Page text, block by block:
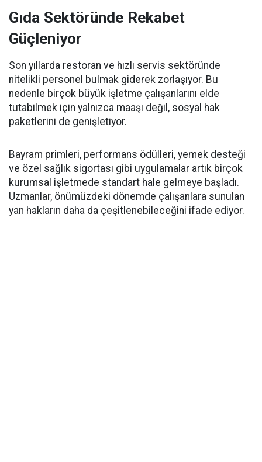
Gıda Sektöründe Rekabet
Güçleniyor
Son yıllarda restoran ve hızlı servis sektöründe
nitelikli personel bulmak giderek zorlaşıyor. Bu
nedenle birçok büyük işletme çalışanlarını elde
tutabilmek için yalnızca maaşı değil, sosyal hak
paketlerini de genişletiyor.
Bayram primleri, performans ödülleri, yemek desteği
ve özel sağlık sigortası gibi uygulamalar artık birçok
kurumsal işletmede standart hale gelmeye başladı.
Uzmanlar, önümüzdeki dönemde çalışanlara sunulan
yan hakların daha da çeşitlenebileceğini ifade ediyor.